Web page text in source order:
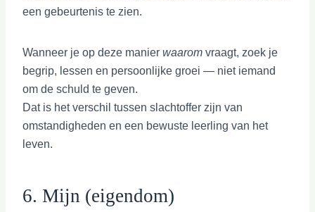
een gebeurtenis te zien.
Wanneer je op deze manier waarom vraagt, zoek je
begrip, lessen en persoonlijke groei — niet iemand
om de schuld te geven.
Dat is het verschil tussen slachtoffer zijn van
omstandigheden en een bewuste leerling van het
leven.
6. Mijn (eigendom)